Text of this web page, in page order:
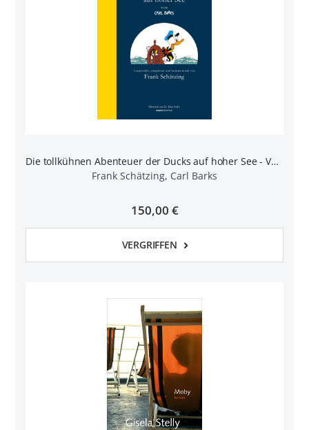
Die tollkühnen Abenteuer der Ducks auf hoher See - Vorzugsausgabe
Frank Schätzing, Carl Barks
150,00 €
VERGRIFFEN